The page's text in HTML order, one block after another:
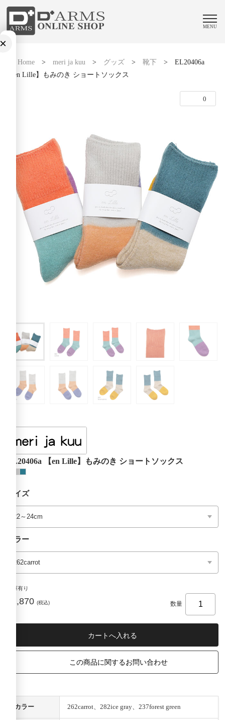
MENU
Home> meri ja kuu> グッズ> 靴下 > EL20406a
【en Lille】もみのき ショートソックス
0
EL20406a 【en Lille】もみのき ショートソックス
サイズ
カラー
在庫有り
¥1,870 (税込) 数量
この商品に関するお問い合わせ
カラー 262carrot、282ice gray、237forest green
×